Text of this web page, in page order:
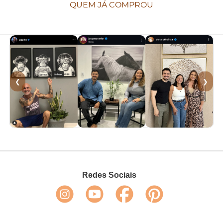
QUEM JÁ COMPROU
❮ ❯
Redes Sociais